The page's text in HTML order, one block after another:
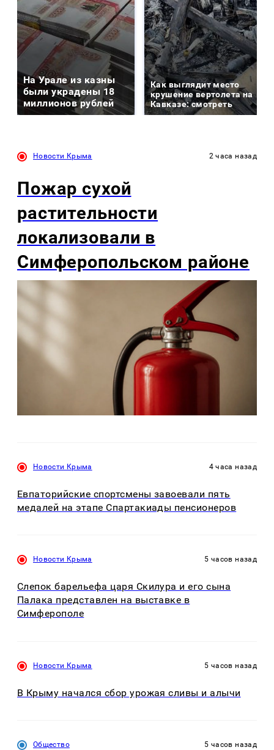
На Урале из казны
были украдены 18
миллионов рублей
Как выглядит место
крушение вертолета на
Кавказе: смотреть
Новости Крыма 2 часа назад
Пожар сухой
растительности
локализовали в
Симферопольском районе
Новости Крыма 4 часа назад
Евпаторийские спортсмены завоевали пять
медалей на этапе Спартакиады пенсионеров
Новости Крыма 5 часов назад
Слепок барельефа царя Скилура и его сына
Палака представлен на выставке в
Симферополе
Новости Крыма 5 часов назад
В Крыму начался сбор урожая сливы и алычи
Общество 5 часов назад